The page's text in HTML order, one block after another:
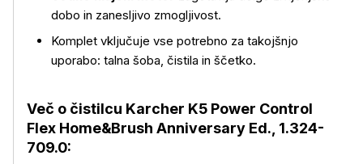
Več o izdelku
dobo in zanesljivo zmogljivost.
Komplet vključuje vse potrebno za takojšnjo
uporabo: talna šoba, čistila in ščetko.
Več o čistilcu Karcher K5 Power Control
Flex Home&Brush Anniversary Ed., 1.324-
709.0: